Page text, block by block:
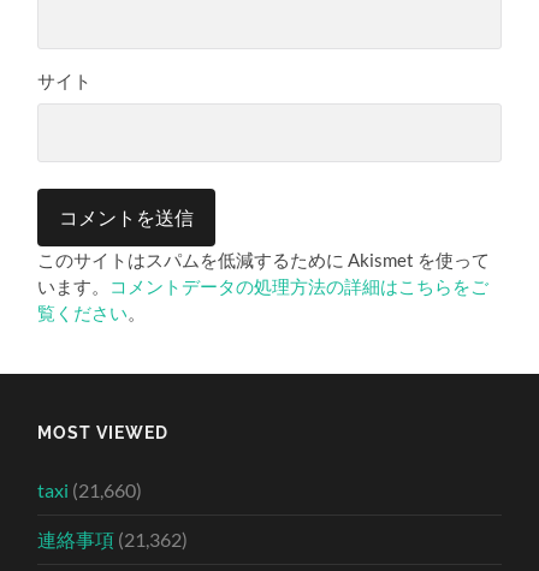
サイト
このサイトはスパムを低減するために Akismet を使って
います。 コメントデータの処理方法の詳細はこちらをご
覧ください。
MOST VIEWED
taxi (21,660)
連絡事項 (21,362)